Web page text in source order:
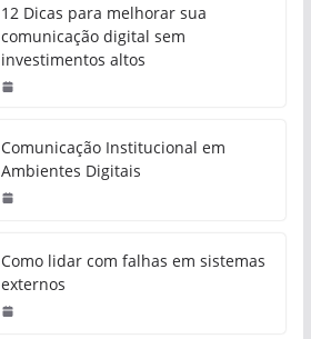
12 Dicas para melhorar sua
comunicação digital sem
investimentos altos
Comunicação Institucional em
Ambientes Digitais
Como lidar com falhas em sistemas
externos